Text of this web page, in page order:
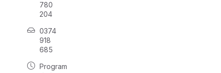
780
204
0374
918
685
Program